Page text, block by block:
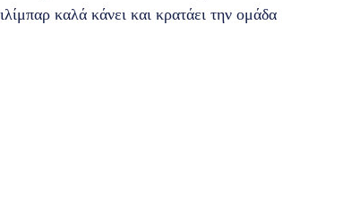
καλά κάνει και κρατάει την ομάδα